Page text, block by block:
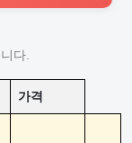
다.
가격